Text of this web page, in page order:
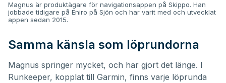
Magnus är produktägare för navigationsappen på Skippo. Han
jobbade tidigare på Eniro på Sjön och har varit med och utvecklat
appen sedan 2015.
Samma känsla som löprundorna
Magnus springer mycket, och har gjort det länge. I
Runkeeper, kopplat till Garmin, finns varje löprunda